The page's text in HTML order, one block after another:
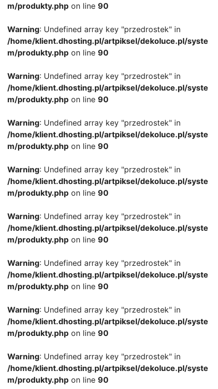
m/produkty.php on line 90
Warning: Undefined array key "przedrostek" in
/home/klient.dhosting.pl/artpiksel/dekoluce.pl/syste
m/produkty.php on line 90
Warning: Undefined array key "przedrostek" in
/home/klient.dhosting.pl/artpiksel/dekoluce.pl/syste
m/produkty.php on line 90
Warning: Undefined array key "przedrostek" in
/home/klient.dhosting.pl/artpiksel/dekoluce.pl/syste
m/produkty.php on line 90
Warning: Undefined array key "przedrostek" in
/home/klient.dhosting.pl/artpiksel/dekoluce.pl/syste
m/produkty.php on line 90
Warning: Undefined array key "przedrostek" in
/home/klient.dhosting.pl/artpiksel/dekoluce.pl/syste
m/produkty.php on line 90
Warning: Undefined array key "przedrostek" in
/home/klient.dhosting.pl/artpiksel/dekoluce.pl/syste
m/produkty.php on line 90
Warning: Undefined array key "przedrostek" in
/home/klient.dhosting.pl/artpiksel/dekoluce.pl/syste
m/produkty.php on line 90
Warning: Undefined array key "przedrostek" in
/home/klient.dhosting.pl/artpiksel/dekoluce.pl/syste
m/produkty.php on line 90